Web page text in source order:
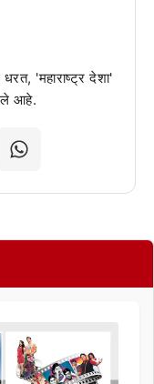
धरत, 'महाराष्ट्र देशा'
आहे.